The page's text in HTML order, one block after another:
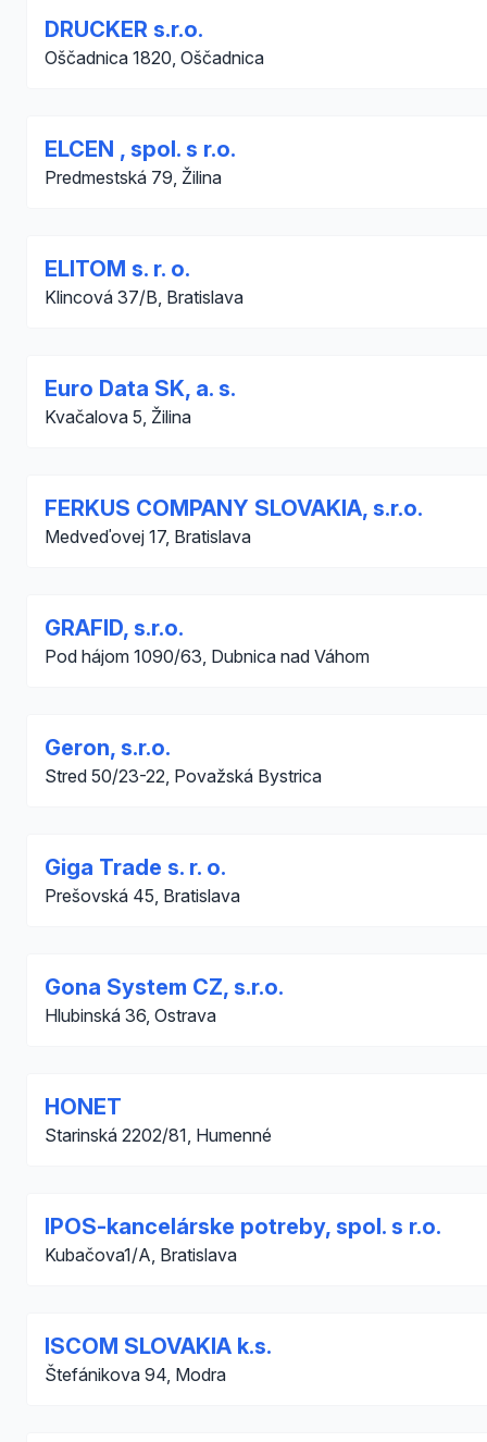
DRUCKER s.r.o.
Oščadnica 1820, Oščadnica
ELCEN , spol. s r.o.
Predmestská 79, Žilina
ELITOM s. r. o.
Klincová 37/B, Bratislava
Euro Data SK, a. s.
Kvačalova 5, Žilina
FERKUS COMPANY SLOVAKIA, s.r.o.
Medveďovej 17, Bratislava
GRAFID, s.r.o.
Pod hájom 1090/63, Dubnica nad Váhom
Geron, s.r.o.
Stred 50/23-22, Považská Bystrica
Giga Trade s. r. o.
Prešovská 45, Bratislava
Gona System CZ, s.r.o.
Hlubinská 36, Ostrava
HONET
Starinská 2202/81, Humenné
IPOS-kancelárske potreby, spol. s r.o.
Kubačova1/A, Bratislava
ISCOM SLOVAKIA k.s.
Štefánikova 94, Modra